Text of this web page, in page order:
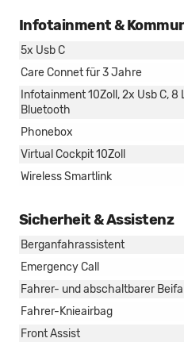
Infotainment &
5x Usb C
Care Connet für 3 Jahre
Infotainment 10Zoll, 2x Usb C,
Bluetooth
Phonebox
Virtual Cockpit 10Zoll
Wireless Smartlink
Sicherheit & Assistenz
Berganfahrassistent
Emergency Call
Fahrer- und abschaltbarer
Fahrer-Knieairbag
Front Assist